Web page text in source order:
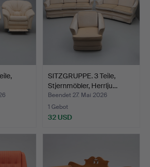
SITZGRUPPE. 3 Teile,
Stjernmöbler, Herrlju…
Beendet 27. Mai 2026
1 Gebot
32 USD